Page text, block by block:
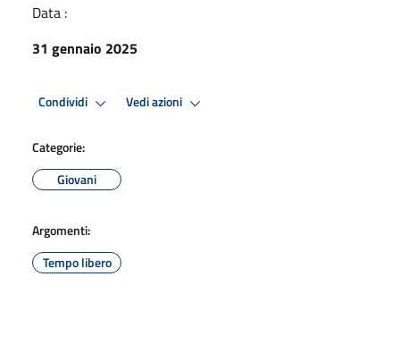
Data :
31 gennaio 2025
Condividi Vedi azioni
Categorie:
Giovani
Argomenti:
Tempo libero